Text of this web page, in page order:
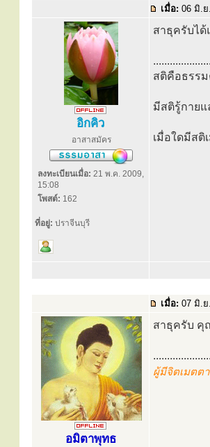
เมื่อ: 06 มิ.ย
อิกคิว
อาสาสมัคร
ลงทะเบียนเมื่อ: 21 พ.ค. 2009,
15:08
โพสต์: 162
ที่อยู่: ปราจีนบุรี
สาธุครับไ
สติคือธรร
มีสติรู้กายแ
เมื่อใดมีสติ
เมื่อ: 07 มิ.ย
อมิตาพุทธ
สาธุครับ คุ
ผู้มีจิตเมตต